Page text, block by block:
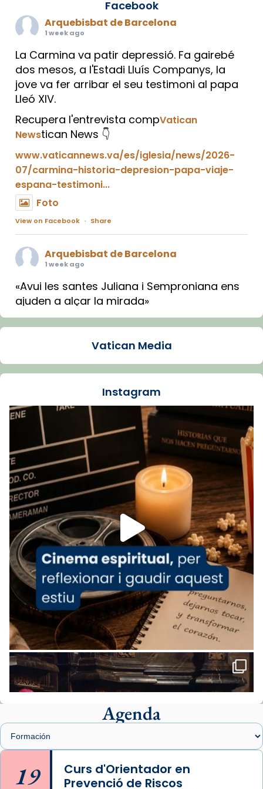
Facebook
Arquebisbat de Barcelona
1 week ago
La Carmina va patir depressió. Fa gairebé
dos mesos, a l'Estadi Lluís Companys, la
jove va fer arribar el seu testimoni al papa
Lleó XIV.
Recupera l'entrevista compVatican
Newstican News 👇
www.vaticannews.va/es/iglesia/news/2026-
07/carmina-historia-depresion-papa-viaje-
espana-testimoni...
Foto
View on Facebook · Share
Arquebisbat de Barcelona
1 week ago
«Avui les santes Juliana i Semproniana ens
ajuden a alçar la mirada»
Mons. Sergi Gordo, bisbe de Tortosa, ha
Santes de Mataró.
🔗tinyurl.com/cvu5jmbk
Foto
View on Facebook Share
Arquebisbat de Barcelonais at Catedral
de Barcelona.
1 week ago
Aquest dilluns, 27 de juliol, ha tingut lloc la
missa d’acció de gràcies en agraïment al
comitè organitzador de la visita apostòlica
del Sant Pare Lleó XIV a Barcelona, i als
col·laboradors, a la Catedral de Barcelona.
L’arquebisbe de Barcelona, el cardenal Joan
Josep Omella, ha presidit la missa i l’ha
concelebrat el bisbe auxiliar de Barcelona,
Mons. David Abadías.
📸 Dr. G. Simón
Foto
View on Facebook Share
Arquebisbat de Barcelona
1 week ago
Memòria de les santes Juliana i
Semproniana, verges i màrtirs.
Acompanyant la història de sant Cugat, a
Vatican Media
Instagram
Agenda
19
Curs d'Orientador en
Prevenció de Riscos